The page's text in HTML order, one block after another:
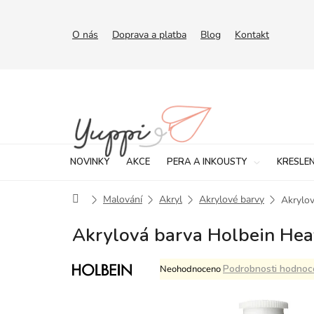
O nás Doprava a platba Blog Kontakt
NOVINKY AKCE PERA A INKOUSTY
DomůMalování Akryl Akrylové barvy
Akrylová barva Holbein
Průměrné
hodnocení
NeohodnocenoPodrobnosti